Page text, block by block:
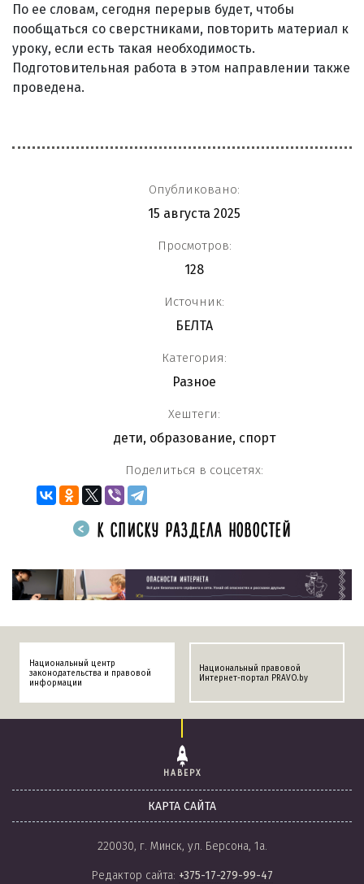
По ее словам, сегодня перерыв будет, чтобы
пообщаться со сверстниками, повторить материал к
уроку, если есть такая необходимость.
Подготовительная работа в этом направлении также
проведена.
Опубликовано:
15 августа 2025
Просмотров:
128
Источник:
БЕЛТА
Категория:
Разное
Хештеги:
дети, образование, спорт
Поделиться в соцсетях:
К СПИСКУ РАЗДЕЛА НОВОСТЕЙ
Национальный центр
законодательства и правовой
информации
Национальный правовой
Интернет-портал PRAVO.by
НАВЕРХ
КАРТА САЙТА
220030, г. Минск, ул. Берсона, 1а.
Редактор сайта: +375-17-279-99-47